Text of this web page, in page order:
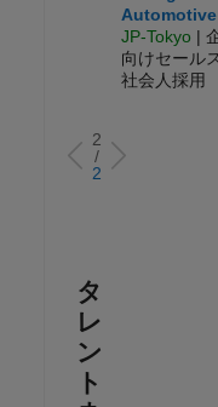
Automotive
JP-Tokyo |
向けセールス
社会人採用
2
/
2
タ
レ
ン
ト